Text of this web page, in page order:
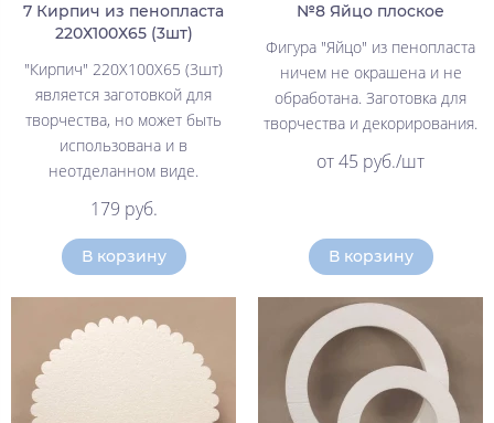
7 Кирпич из пенопласта
220Х100Х65 (3шт)
"Кирпич" 220Х100Х65 (3шт)
является заготовкой для
творчества, но может быть
использована и в
неотделанном виде.
179 руб.
В корзину
№8 Яйцо плоское
Фигура "Яйцо" из пенопласта
ничем не окрашена и не
обработана. Заготовка для
творчества и декорирования.
от 45 руб./шт
В корзину